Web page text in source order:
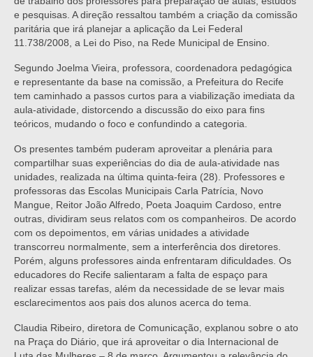
e pesquisas. A direção ressaltou também a criação da comissão
paritária que irá planejar a aplicação da Lei Federal
11.738/2008, a Lei do Piso, na Rede Municipal de Ensino.
Segundo Joelma Vieira, professora, coordenadora pedagógica
e representante da base na comissão, a Prefeitura do Recife
tem caminhado a passos curtos para a viabilização imediata da
aula-atividade, distorcendo a discussão do eixo para fins
teóricos, mudando o foco e confundindo a categoria.
Os presentes também puderam aproveitar a plenária para
compartilhar suas experiências do dia de aula-atividade nas
unidades, realizada na última quinta-feira (28). Professores e
professoras das Escolas Municipais Carla Patrícia, Novo
Mangue, Reitor João Alfredo, Poeta Joaquim Cardoso, entre
outras, dividiram seus relatos com os companheiros. De acordo
com os depoimentos, em várias unidades a atividade
transcorreu normalmente, sem a interferência dos diretores.
Porém, alguns professores ainda enfrentaram dificuldades. Os
educadores do Recife salientaram a falta de espaço para
realizar essas tarefas, além da necessidade de se levar mais
esclarecimentos aos pais dos alunos acerca do tema.
Claudia Ribeiro, diretora de Comunicação, explanou sobre o ato
na Praça do Diário, que irá aproveitar o dia Internacional de